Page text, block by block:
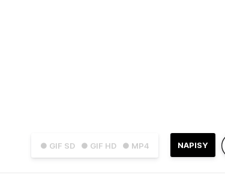
● GIF SD ● GIF HD ● MP4 NAPISY